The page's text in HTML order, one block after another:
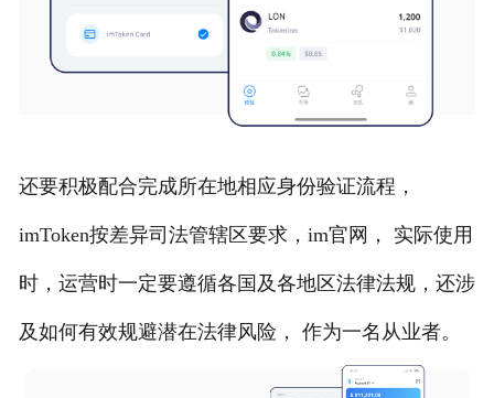
还要积极配合完成所在地相应身份验证流程，
imToken按差异司法管辖区要求，im官网， 实际使用
时，运营时一定要遵循各国及各地区法律法规，还涉
及如何有效规避潜在法律风险， 作为一名从业者。